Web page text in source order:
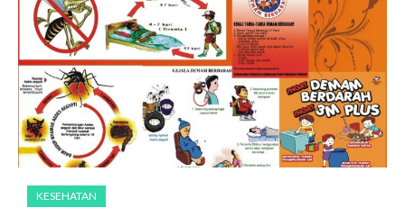
KESEHATAN